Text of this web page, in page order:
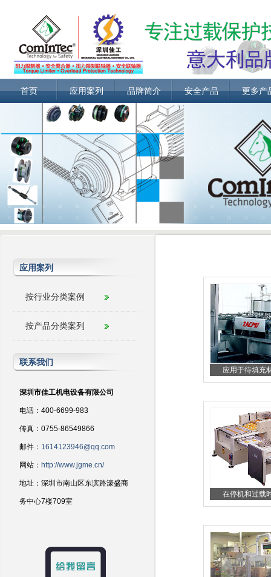
首页 应用案列 品牌简介 安全产品 更多产
应用案列
按行业分类案例
按产品分类案列
联系我们
深圳市佳工机电设备有限公司
电话：400-6699-983
传真：0755-86549866
邮件： 1614123946@qq.com
网站： http://www.jgme.cn/
地址：深圳市南山区东滨路濠盛商
务中心7楼709室
应用于待填充
在停机和过载